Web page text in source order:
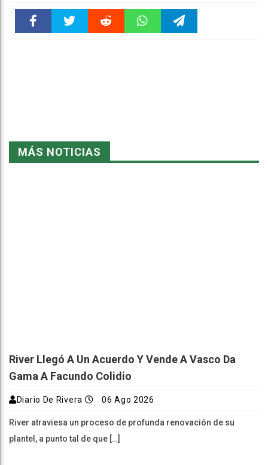
MÁS NOTICIAS
River Llegó A Un Acuerdo Y Vende A Vasco Da
Gama A Facundo Colidio
Diario De Rivera 06 Ago 2026
River atraviesa un proceso de profunda renovación de su
plantel, a punto tal de que […]